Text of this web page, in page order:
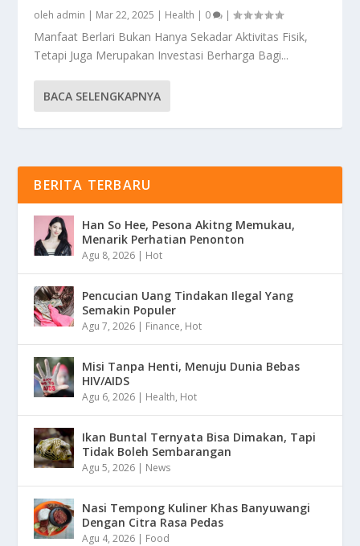
oleh admin | Mar 22, 2025 | Health | 0 |
Manfaat Berlari Bukan Hanya Sekadar Aktivitas Fisik,
Tetapi Juga Merupakan Investasi Berharga Bagi...
BACA SELENGKAPNYA
BERITA TERBARU
Han So Hee, Pesona Akitng Memukau,
Menarik Perhatian Penonton
Agu 8, 2026 | Hot
Pencucian Uang Tindakan Ilegal Yang
Semakin Populer
Agu 7, 2026 | Finance, Hot
Misi Tanpa Henti, Menuju Dunia Bebas
HIV/AIDS
Agu 6, 2026 | Health, Hot
Ikan Buntal Ternyata Bisa Dimakan, Tapi
Tidak Boleh Sembarangan
Agu 5, 2026 | News
Nasi Tempong Kuliner Khas Banyuwangi
Dengan Citra Rasa Pedas
Agu 4, 2026 | Food